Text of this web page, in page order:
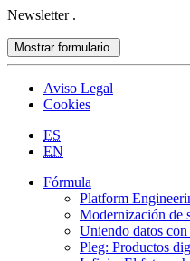
Newsletter .
Mostrar formulario.
Aviso Legal
Cookies
ES
EN
Fórmula
Platform
Modernización de
Uniendo datos
Pleg: Productos